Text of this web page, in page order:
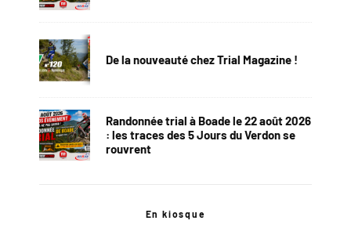
De la nouveauté chez Trial Magazine !
Randonnée trial à Boade le 22 août 2026
: les traces des 5 Jours du Verdon se
rouvrent
En kiosque